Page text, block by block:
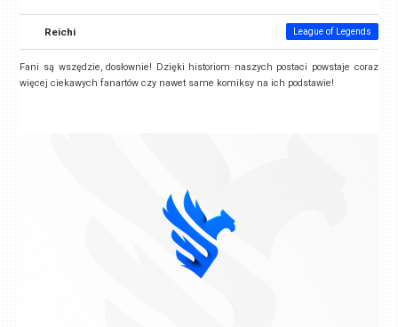
Reichi League of Legends
Fani są wszędzie, dosłownie! Dzięki historiom naszych postaci powstaje coraz
więcej ciekawych fanartów czy nawet same komiksy na ich podstawie!